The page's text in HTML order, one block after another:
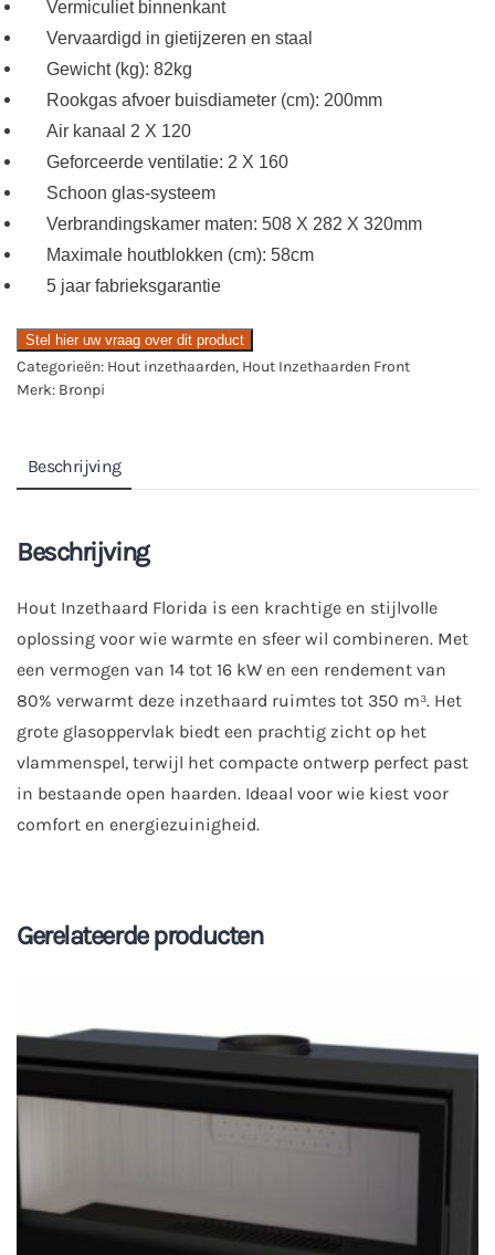
Vermiculiet binnenkant
Vervaardigd in gietijzeren en staal
Gewicht (kg): 82kg
Rookgas afvoer buisdiameter (cm): 200mm
Air kanaal 2 X 120
Geforceerde ventilatie: 2 X 160
Schoon glas-systeem
Verbrandingskamer maten: 508 X 282 X 320mm
Maximale houtblokken (cm): 58cm
5 jaar fabrieksgarantie
Stel hier uw vraag over dit product
Categorieën: Hout inzethaarden, Hout Inzethaarden Front
Merk: Bronpi
Beschrijving
Beschrijving
Hout Inzethaard Florida is een krachtige en stijlvolle
oplossing voor wie warmte en sfeer wil combineren. Met
een vermogen van 14 tot 16 kW en een rendement van
80% verwarmt deze inzethaard ruimtes tot 350 m³. Het
grote glasoppervlak biedt een prachtig zicht op het
vlammenspel, terwijl het compacte ontwerp perfect past
in bestaande open haarden. Ideaal voor wie kiest voor
comfort en energiezuinigheid.
Gerelateerde producten